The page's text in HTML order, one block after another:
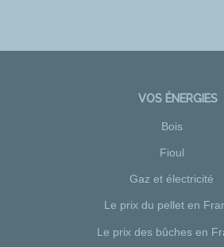
VOS ÉNERGIES
Bois
Fioul
Gaz et électricité
Le prix du pellet en
Le prix des bûches en